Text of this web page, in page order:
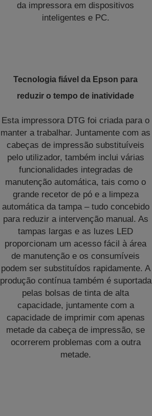
da impressora em dispositivos
inteligentes e PC.
Tecnologia fiável da Epson para
reduzir o tempo de inatividade
Esta impressora DTG foi criada para o
manter a trabalhar. Juntamente com as
cabeças de impressão substituíveis
pelo utilizador, também inclui várias
funcionalidades integradas de
manutenção automática, tais como o
grande recetor de pó e a limpeza
automática da tampa – tudo concebido
para reduzir a intervenção manual. As
tampas largas e as luzes LED
proporcionam um acesso fácil à área
de manutenção e os consumíveis
podem ser substituídos rapidamente. A
produção contínua também é suportada
pelas bolsas de tinta de alta
capacidade, juntamente com a
capacidade de imprimir com apenas
metade da cabeça de impressão, se
ocorrerem problemas com a outra
metade.